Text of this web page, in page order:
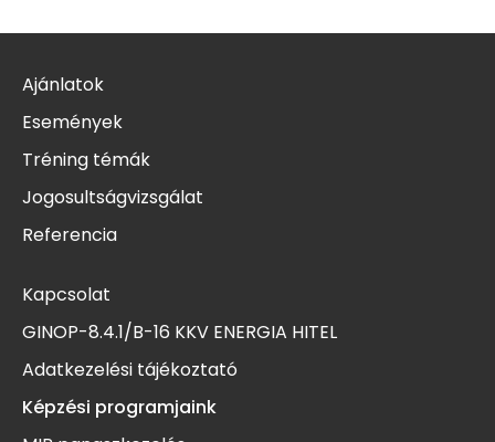
Ajánlatok
Események
Tréning témák
Jogosultságvizsgálat
Referencia
Kapcsolat
GINOP-8.4.1/B-16 KKV ENERGIA HITEL
Adatkezelési tájékoztató
Képzési programjaink